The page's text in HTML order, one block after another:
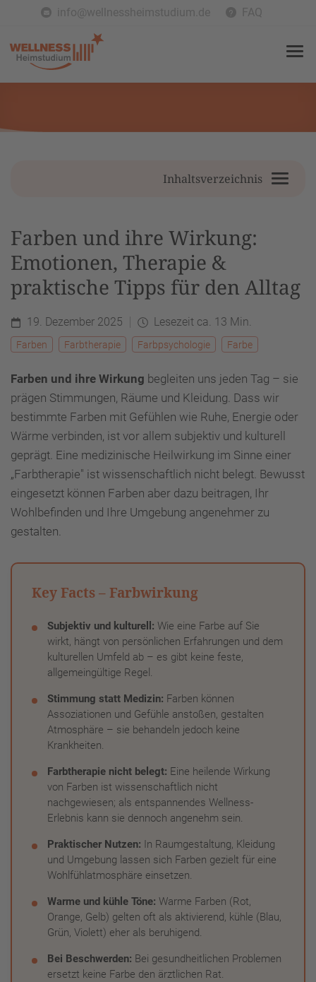
info@wellnessheimstudium.de FAQ
Inhaltsverzeichnis
Farben und ihre Wirkung:
Emotionen, Therapie &
praktische Tipps für den Alltag
19. Dezember 2025 Lesezeit ca. 13 Min.
Farben Farbtherapie Farbpsychologie Farbe
Farben und ihre Wirkung begleiten uns jeden Tag – sie
prägen Stimmungen, Räume und Kleidung. Dass wir
bestimmte Farben mit Gefühlen wie Ruhe, Energie oder
Wärme verbinden, ist vor allem subjektiv und kulturell
geprägt. Eine medizinische Heilwirkung im Sinne einer
„Farbtherapie" ist wissenschaftlich nicht belegt. Bewusst
eingesetzt können Farben aber dazu beitragen, Ihr
Wohlbefinden und Ihre Umgebung angenehmer zu
gestalten.
Key Facts – Farbwirkung
Subjektiv und kulturell: Wie eine Farbe auf Sie
wirkt, hängt von persönlichen Erfahrungen und dem
kulturellen Umfeld ab – es gibt keine feste,
allgemeingültige Regel.
Stimmung statt Medizin: Farben können
Assoziationen und Gefühle anstoßen, gestalten
Atmosphäre – sie behandeln jedoch keine
Krankheiten.
Farbtherapie nicht belegt: Eine heilende Wirkung
von Farben ist wissenschaftlich nicht
nachgewiesen; als entspannendes Wellness-
Erlebnis kann sie dennoch angenehm sein.
Praktischer Nutzen: In Raumgestaltung, Kleidung
und Umgebung lassen sich Farben gezielt für eine
Wohlfühlatmosphäre einsetzen.
Warme und kühle Töne: Warme Farben (Rot,
Orange, Gelb) gelten oft als aktivierend, kühle (Blau,
Grün, Violett) eher als beruhigend.
Bei Beschwerden: Bei gesundheitlichen Problemen
ersetzt keine Farbe den ärztlichen Rat.